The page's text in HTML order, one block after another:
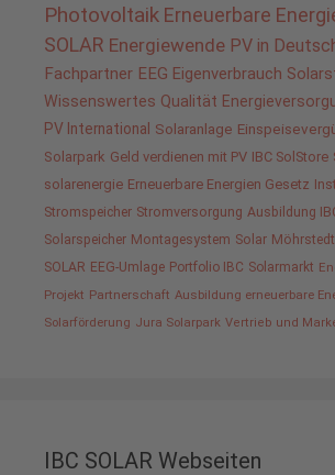
Photovoltaik Erneuerbare
SOLAR Energiewende PV in
Fachpartner EEG Eigenverbrauch
Wissenswertes Qualität
PV International Solaranlage
Solarpark Geld verdienen mit PV IBC SolStore
solarenergie Erneuerbare Energien Gesetz
Stromspeicher Stromversorgung Ausbildung
Solarspeicher Montagesystem Solar Möhrstedt
SOLAR EEG-Umlage Portfolio IBC Solarmarkt
Projekt Partnerschaft Ausbildung erneuerbare
Solarförderung Jura Solarpark Vertrieb und
IBC SOLAR Webseiten